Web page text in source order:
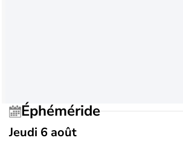
Éphéméride
Jeudi 6 août